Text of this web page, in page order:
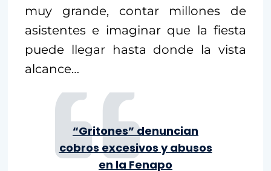
muy grande, contar millones de
asistentes e imaginar que la fiesta
puede llegar hasta donde la vista
alcance…
“Gritones” denuncian
cobros excesivos y abusos
en la Fenapo